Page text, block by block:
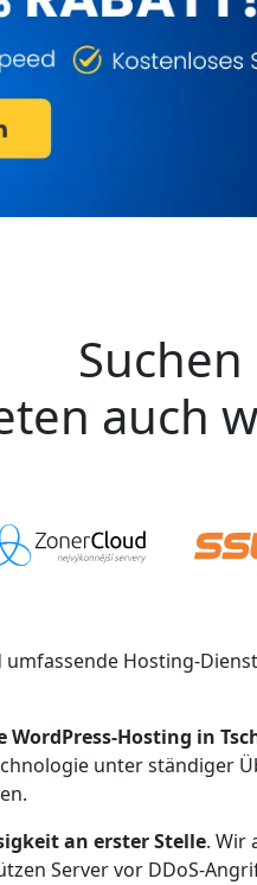
auch
Hosting-
Hosting in
unter ständiger
an erster Stelle. Wir
Server vor DDoS-